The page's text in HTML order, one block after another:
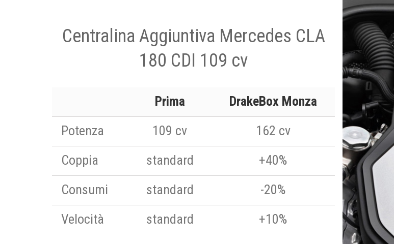
Centralina Aggiuntiva Mercedes CLA
180 CDI 109 cv
Prima
DrakeBox Monza
Potenza
109 cv
162 cv
Coppia
standard
+40%
Consumi
standard
-20%
Velocità
standard +10%